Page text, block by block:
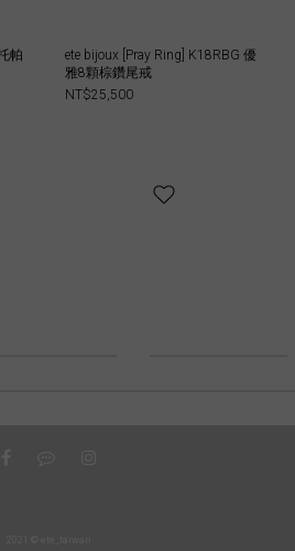
帕
ete bijoux [Pray Ring] K18RBG 優
雅8顆棕鑽尾戒
NT$25,500